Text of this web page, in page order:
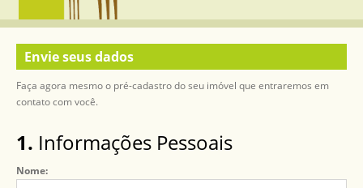
Envie seus dados
Faça agora mesmo o pré-cadastro do seu imóvel que entraremos em
contato com você.
1. Informações Pessoais
Nome: